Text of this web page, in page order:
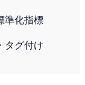
準化指標
タグ付け